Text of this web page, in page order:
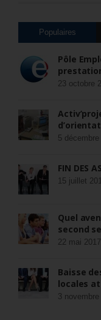
Populaires
Pôle
23 octobre
5
FIN DES
15 juillet
Quel
second
22 mai
Baisse
locales
3